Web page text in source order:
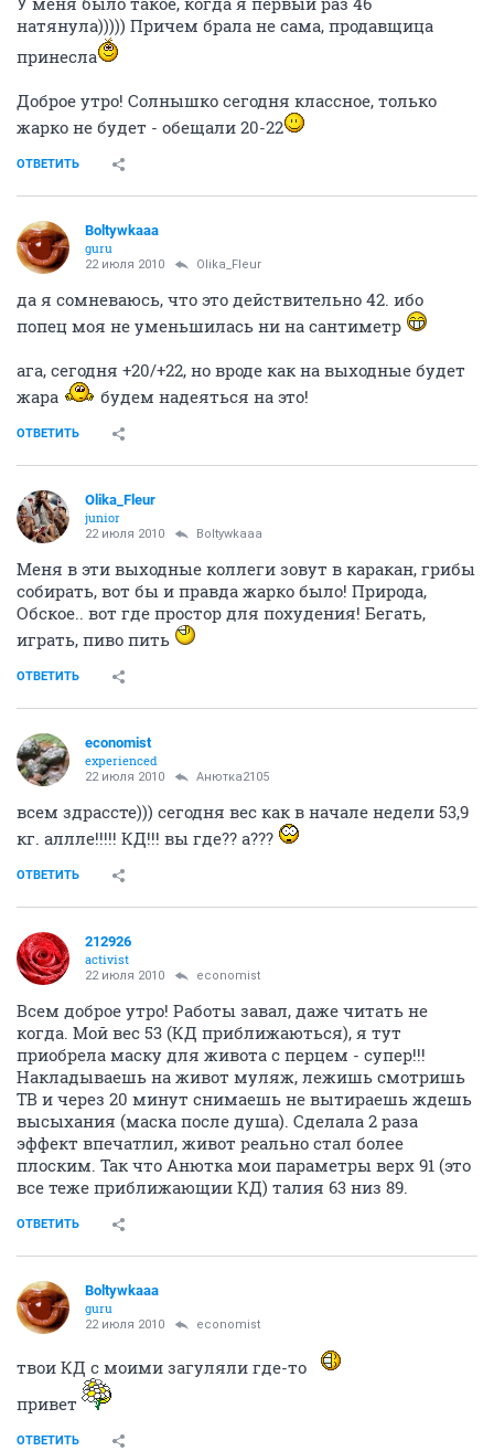
натянула))))) Причем брала не сама, продавщица
принесла
Доброе утро! Солнышко сегодня классное, только
жарко не будет - обещали 20-22
ОТВЕТИТЬ
Boltywkaaa
guru
22 июля 2010 Olika_Fleur
да я сомневаюсь, что это действительно 42. ибо
попец моя не уменьшилась ни на сантиметр
ага, сегодня +20/+22, но вроде как на выходные будет
жара
будем надеяться на это!
ОТВЕТИТЬ
Olika_Fleur
junior
22 июля 2010 Boltywkaaa
Меня в эти выходные коллеги зовут в каракан, грибы
собирать, вот бы и правда жарко было! Природа,
Обское.. вот где простор для похудения! Бегать,
играть, пиво пить
ОТВЕТИТЬ
economist
experienced
22 июля 2010 Анютка2105
всем здрассте))) сегодня вес как в начале недели 53,9
кг. аллле!!!!! КД!!! вы где?? а???
ОТВЕТИТЬ
212926
activist
22 июля 2010 economist
Всем доброе утро! Работы завал, даже читать не
когда. Мой вес 53 (КД приближаються), я тут
приобрела маску для живота с перцем - супер!!!
Накладываешь на живот муляж, лежишь смотришь
ТВ и через 20 минут снимаешь не вытираешь ждешь
высыхания (маска после душа). Сделала 2 раза
эффект впечатлил, живот реально стал более
плоским. Так что Анютка мои параметры верх 91 (это
все теже приближающии КД) талия 63 низ 89.
ОТВЕТИТЬ
Boltywkaaa
guru
22 июля 2010 economist
твои КД с моими загуляли где-то
привет
ОТВЕТИТЬ